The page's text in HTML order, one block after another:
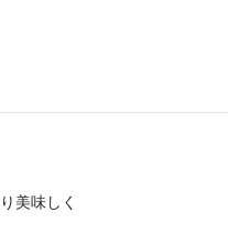
美味しく